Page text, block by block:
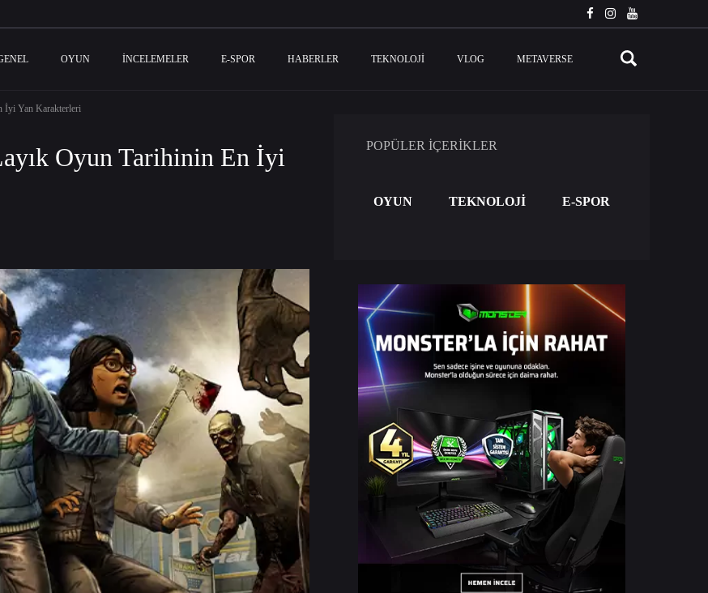
OYUN İNCELEMELER E-SPOR HABERLER TEKNOLOJI VLOG METAVERSE
İyi Yan Karakterleri
Oyun Tarihinin En İyi
POPÜLER İÇERİKLER
OYUN TEKNOLOJİ E-SPOR